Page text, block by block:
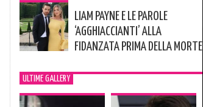
LIAM PAYNE E LE PAROLE
‘AGGHIACCIANTI’ ALLA
FIDANZATA PRIMA DELLA MORTE
ULTIME GALLERY